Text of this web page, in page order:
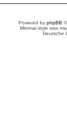
Powered by phpBB
Minimal style was
Deutsche